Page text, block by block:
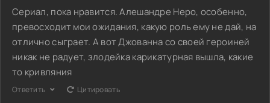
Сериал, пока нравится. Алешандре Неро, особенно,
превосходит мои ожидания, какую роль ему не дай, на
отлично сыграет. А вот Джованна со своей героиней
никак не радует, злодейка карикатурная вышла, какие
то кривляния
Ответить Цитировать